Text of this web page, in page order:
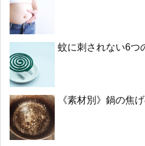
蚊に刺されない6つ
《素材別》鍋の焦